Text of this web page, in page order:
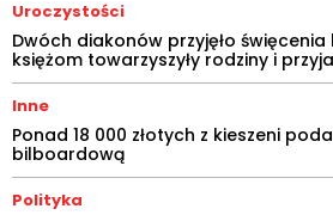
Uroczystości
Dwóch diakonów przyjęło święcenia
księżom towarzyszyły rodziny i
Inne
Ponad 18 000 złotych z kieszeni
bilboardową
Polityka